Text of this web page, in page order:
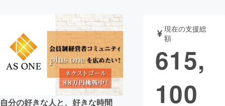
アート・写真 音楽
テクノロジー・ガジェット ゲーム・サ
映像・映画
自分の好きな人と、好きな時間
現在の支援総
額
615,
100